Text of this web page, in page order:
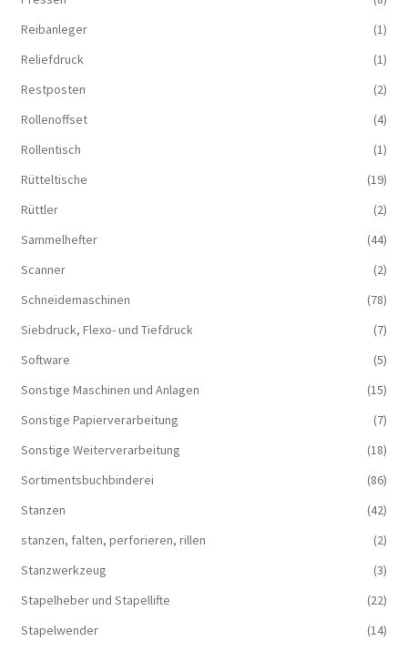
Reibanleger
(1)
Reliefdruck
(1)
Restposten
(2)
Rollenoffset
(4)
Rollentisch
(1)
Rütteltische
(19)
Rüttler
(2)
Sammelhefter
(44)
Scanner
(2)
Schneidemaschinen
(78)
Siebdruck, Flexo- und Tiefdruck
(7)
Software
(5)
Sonstige Maschinen und Anlagen
(15)
Sonstige Papierverarbeitung
(7)
Sonstige Weiterverarbeitung
(18)
Sortimentsbuchbinderei
(86)
Stanzen
(42)
stanzen, falten, perforieren, rillen
(2)
Stanzwerkzeug
(3)
Stapelheber und Stapellifte
(22)
Stapelwender
(14)